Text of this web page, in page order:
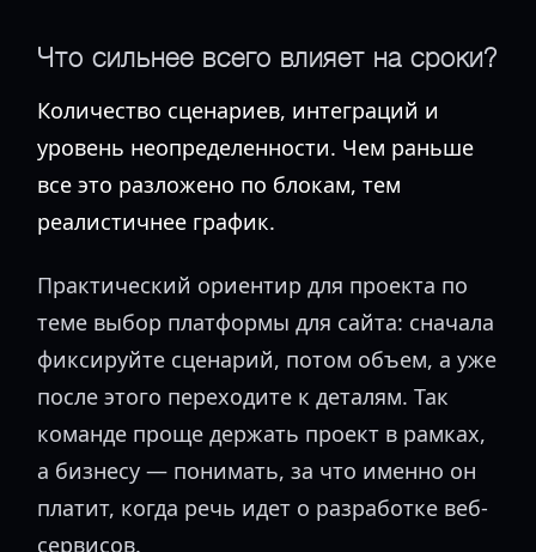
Что сильнее всего влияет на сроки?
Количество сценариев, интеграций и
уровень неопределенности. Чем раньше
все это разложено по блокам, тем
реалистичнее график.
Практический ориентир для проекта по
теме выбор платформы для сайта: сначала
фиксируйте сценарий, потом объем, а уже
после этого переходите к деталям. Так
команде проще держать проект в рамках,
а бизнесу — понимать, за что именно он
платит, когда речь идет о разработке веб-
сервисов.